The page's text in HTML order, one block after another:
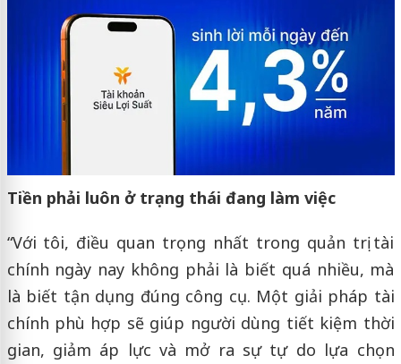
Tiền phải luôn ở trạng thái đang làm việc
“Với tôi, điều quan trọng nhất trong quản trị tài
chính ngày nay không phải là biết quá nhiều, mà
là biết tận dụng đúng công cụ. Một giải pháp tài
chính phù hợp sẽ giúp người dùng tiết kiệm thời
gian, giảm áp lực và mở ra sự tự do lựa chọn